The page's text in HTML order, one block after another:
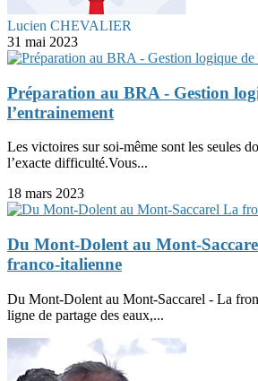
Lucien CHEVALIER
31 mai 2023
Préparation au BRA - Gestion
l’entrainement
Les victoires sur soi-même sont les seules
l’exacte difficulté.Vous...
18 mars 2023
Du Mont-Dolent au Mont-
franco-italienne
Du Mont-Dolent au Mont-Saccarel - La
ligne de partage des eaux,...